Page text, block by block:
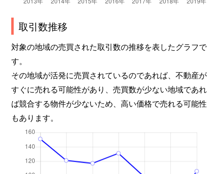
取引数推移
対象の地域の売買された取引数の推移を表したグラフで
す。
その地域が活発に売買されているのであれば、不動産が
すぐに売れる可能性があり、売買数が少ない地域であれ
ば競合する物件が少ないため、高い価格で売れる可能性
もあります。